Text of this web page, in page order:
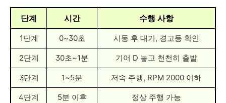
단계 시간 수행 사항
1단계 0~30초 시동 후 대기, 경고등 확인
2단계 30초~1분 기어 D 놓고 천천히 출발
3단계 1~5분 저속 주행, RPM 2000 이하
4단계 5분 이후 정상 주행 가능